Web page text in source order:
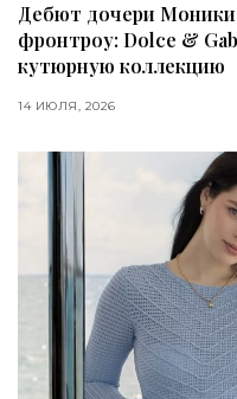
Дебют дочери
фронтроу: Dolce &
кутюрную коллекцию
14 ИЮЛЯ, 2026